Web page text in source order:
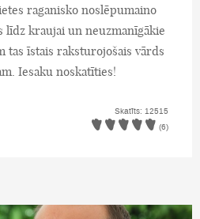
raganisko noslēpumaino
līdz kraujai un neuzmanīgākie
tas īstais raksturojošais vārds
Iesaku noskatīties!
Skatīts: 12515
(6)